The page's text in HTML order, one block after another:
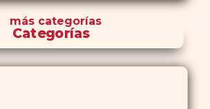
máscategorías
Categorías